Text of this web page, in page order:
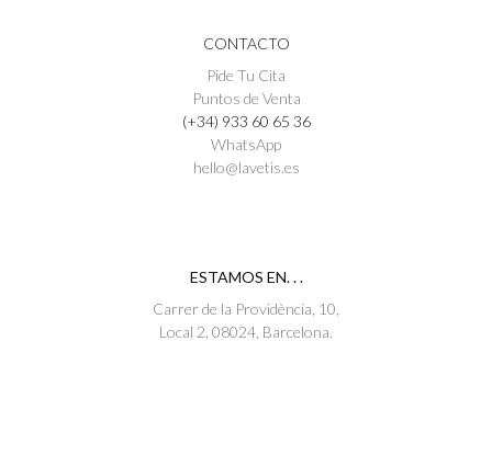
CONTACTO
Pide Tu Cita
Puntos de Venta
(+34) 933 60 65 36
WhatsApp
hello@lavetis.es
ESTAMOS EN. . .
Carrer de la Providència, 10,
Local 2, 08024, Barcelona.